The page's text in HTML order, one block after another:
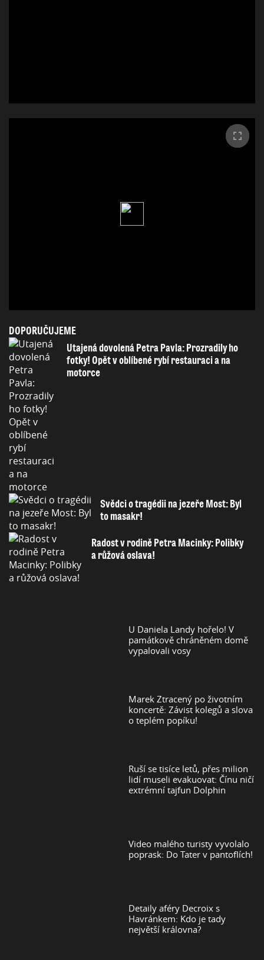
DOPORUČUJEME
Utajená dovolená Petra Pavla: Prozradily ho
fotky! Opět v oblíbené rybí restauraci a na
motorce
Svědci o tragédii na jezeře Most: Byl
to masakr!
Radost v rodině Petra Macinky: Polibky
a růžová oslava!
U Daniela Landy hořelo! V
památkově chráněném domě
vypalovali vosy
Marek Ztracený po životním
koncertě: Závist kolegů a slova
o teplém popíku!
Ruší se tisíce letů, přes milion
lidí museli evakuovat: Čínu ničí
extrémní tajfun Dolphin
Video malého turisty vyvolalo
poprask: Do Tater v pantoflích!
Detaily aféry Decroix s
Havránkem: Kdo je tady
největší královna?